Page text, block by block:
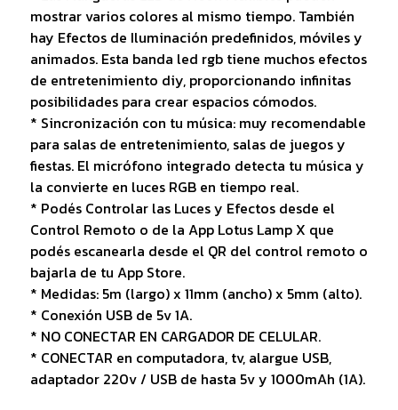
mostrar varios colores al mismo tiempo. También
hay Efectos de Iluminación predefinidos, móviles y
animados. Esta banda led rgb tiene muchos efectos
de entretenimiento diy, proporcionando infinitas
posibilidades para crear espacios cómodos.
* Sincronización con tu música: muy recomendable
para salas de entretenimiento, salas de juegos y
fiestas. El micrófono integrado detecta tu música y
la convierte en luces RGB en tiempo real.
* Podés Controlar las Luces y Efectos desde el
Control Remoto o de la App Lotus Lamp X que
podés escanearla desde el QR del control remoto o
bajarla de tu App Store.
* Medidas: 5m (largo) x 11mm (ancho) x 5mm (alto).
* Conexión USB de 5v 1A.
* NO CONECTAR EN CARGADOR DE CELULAR.
* CONECTAR en computadora, tv, alargue USB,
adaptador 220v / USB de hasta 5v y 1000mAh (1A).